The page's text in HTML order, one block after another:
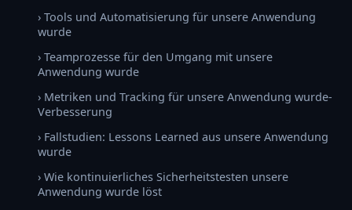
› Tools und Automatisierung für unsere Anwendung
wurde
› Teamprozesse für den Umgang mit unsere
Anwendung wurde
› Metriken und Tracking für unsere Anwendung wurde-
Verbesserung
› Fallstudien: Lessons Learned aus unsere Anwendung
wurde
› Wie kontinuierliches Sicherheitstesten unsere
Anwendung wurde löst